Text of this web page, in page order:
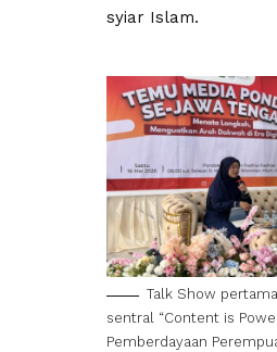
syiar Islam.
Talk Show
sentral “Content is
Pemberdayaan